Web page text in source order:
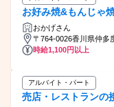
お好み焼&もんじゃ
おかげさん
〒764-0026香川県仲多
時給1,100円以上
アルバイト・パート
売店・レストランの